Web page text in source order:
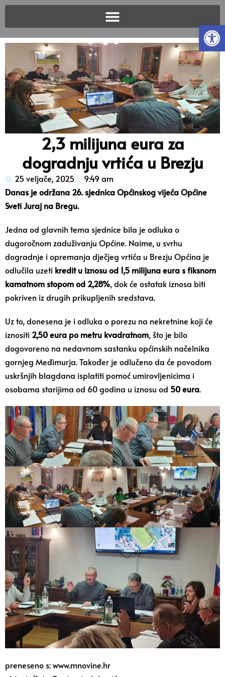
2,3 milijuna eura za
dogradnju vrtića u Brezju
25 veljače, 2025
9:49 am
Danas je održana 26. sjednica Općinskog vijeća Općine
Sveti Juraj na Bregu.
Jedna od glavnih tema sjednice bila je odluka o
dugoročnom zaduživanju Općine. Naime, u svrhu
dogradnje i opremanja dječjeg vrtića u Brezju Općina je
odlučila uzeti kredit u iznosu od 1,5 milijuna eura s fiksnom
kamatnom stopom od 2,28%, dok će ostatak iznosa biti
pokriven iz drugih prikupljenih sredstava.
Uz to, donesena je i odluka o porezu na nekretnine koji će
iznositi 2,50 eura po metru kvadratnom, što je bilo
dogovoreno na nedavnom sastanku općinskih načelnika
gornjeg Međimurja. Također je odlučeno da će povodom
uskršnjih blagdana isplatiti pomoć umirovljenicima i
osobama starijima od 60 godina u iznosu od 50 eura.
preneseno s: www.mnovine.hr